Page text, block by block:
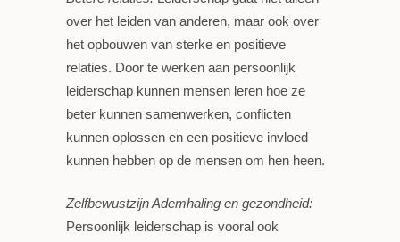
over het leiden van anderen, maar ook over
het opbouwen van sterke en positieve
relaties. Door te werken aan persoonlijk
leiderschap kunnen mensen leren hoe ze
beter kunnen samenwerken, conflicten
kunnen oplossen en een positieve invloed
kunnen hebben op de mensen om hen heen.
Zelfbewustzijn Ademhaling en gezondheid:
Persoonlijk leiderschap is vooral ook